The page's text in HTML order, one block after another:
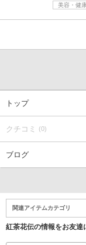
美容・健
トップ
クチコミ (0)
ブログ
関連アイテムカテゴリ
紅茶花伝の情報をお友達